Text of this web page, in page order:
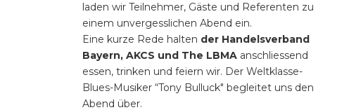
laden wir Teilnehmer, Gäste und Referenten zu
einem unvergesslichen Abend ein.
Eine kurze Rede halten der Handelsverband
Bayern, AKCS und The LBMA anschliessend
essen, trinken und feiern wir. Der Weltklasse-
Blues-Musiker “Tony Bulluck" begleitet uns den
Abend über.